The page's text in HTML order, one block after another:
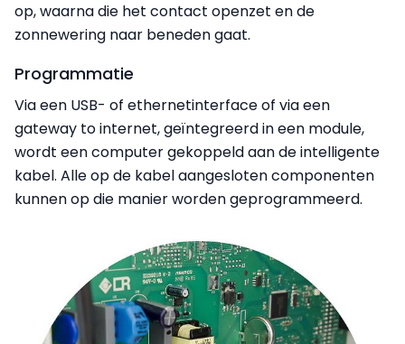
op, waarna die het contact openzet en de
zonnewering naar beneden gaat.
Programmatie
Via een USB- of ethernetinterface of via een
gateway to internet, geïntegreerd in een module,
wordt een computer gekoppeld aan de intelligente
kabel. Alle op de kabel aangesloten componenten
kunnen op die manier worden geprogrammeerd.